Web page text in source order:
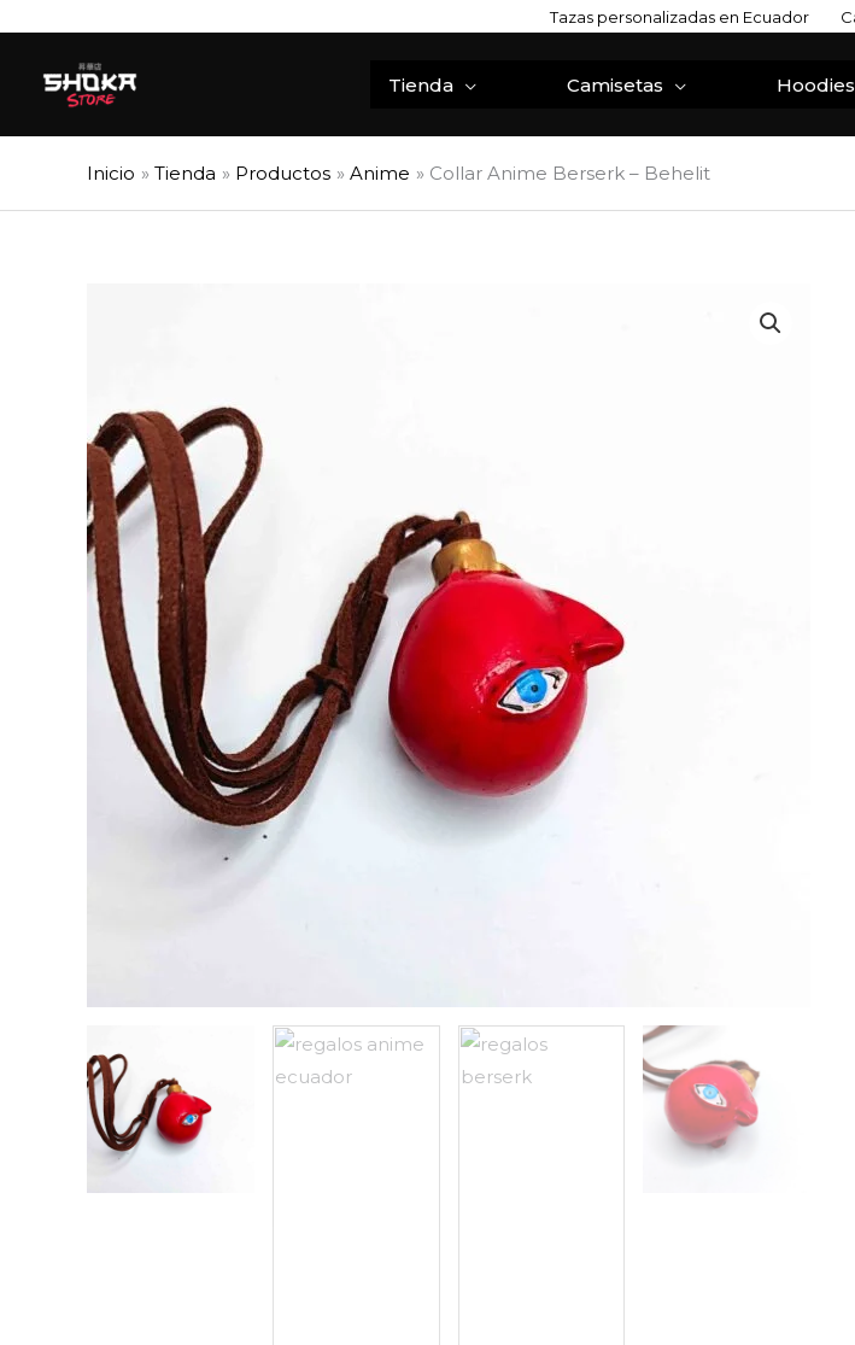
contenido
Tazas personalizadas en Ecuador
Tienda Camisetas Hoodies
Inicio Tienda Productos Anime Collar Anime Berserk – Behelit